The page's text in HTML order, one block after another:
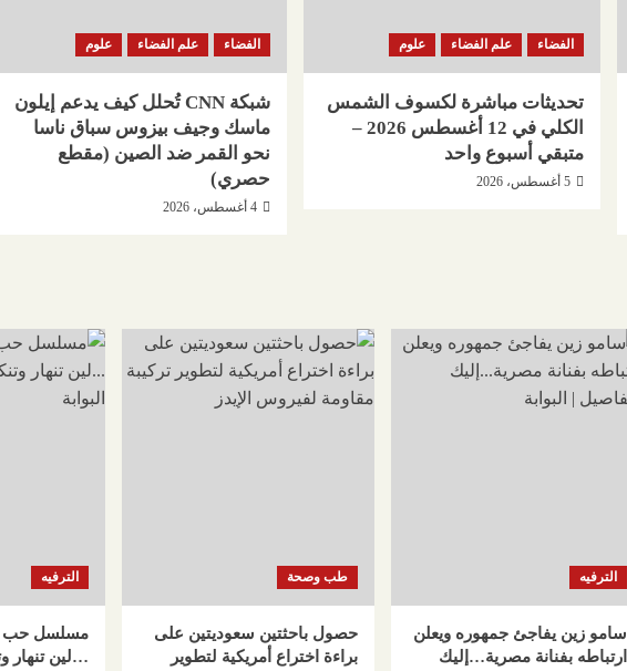
الفضاء علم الفضاء علوم
تحديثات مباشرة لكسوف الشمس
الكلي في 12 أغسطس 2026 –
متبقي أسبوع واحد
5 أغسطس، 2026
الفضاء علم الفضاء علوم
شبكة CNN تُحلل كيف يدعم إيلون
ماسك وجيف بيزوس سباق ناسا
نحو القمر ضد الصين (مقطع
حصري)
4 أغسطس، 2026
الترفيه
سامو زين يفاجئ جمهوره ويعلن
ارتباطه بفنانة مصرية…إليك
طب وصحة
حصول باحثتين سعوديتين على
براءة اختراع أمريكية لتطوير
الترفيه
…لين